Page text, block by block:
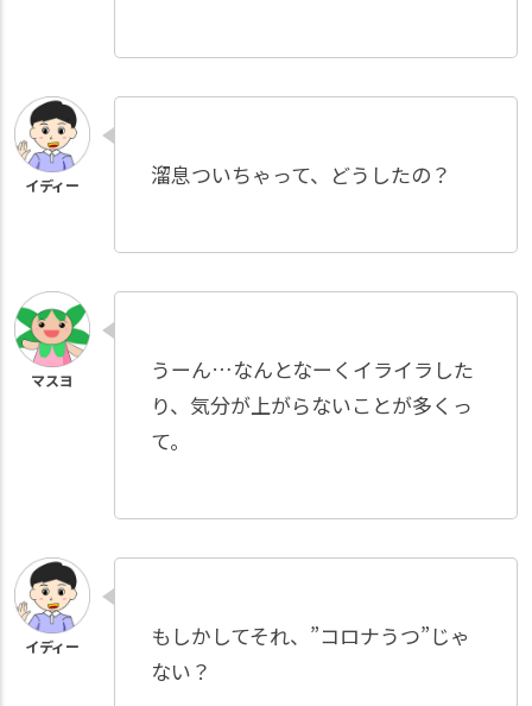
溜息ついちゃって、どうしたの？
うーん…なんとなーくイライラした
り、気分が上がらないことが多くっ
て。
もしかしてそれ、”コロナうつ”じゃ
ない？